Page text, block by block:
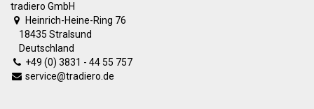
tradiero GmbH
Heinrich-Heine-Ring 76
18435 Stralsund
Deutschland
+49 (0) 3831 - 44 55 757
service@tradiero.de